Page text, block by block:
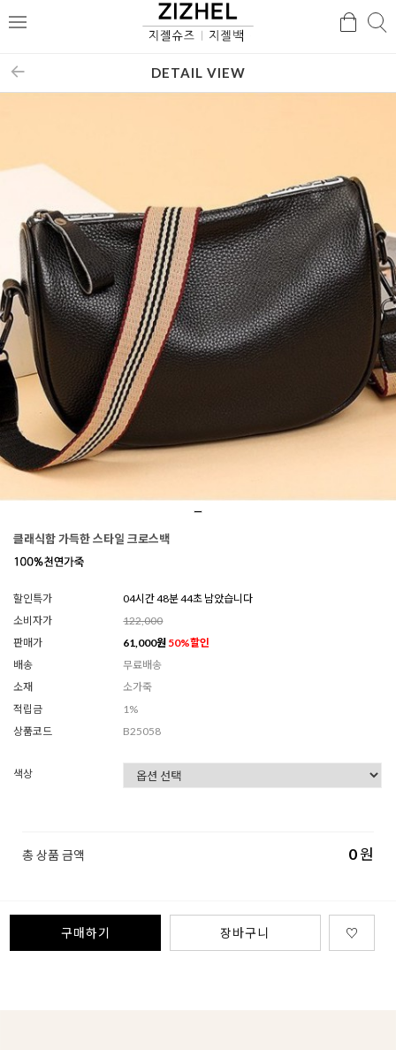
메
검
DETAIL VIEW
클래식함 가득한 스타일 크로스백
할인특가
04시간 48분 42초 남았습니다
소비자가
122,000
판매가
61,000원 50%할인
배송
무료배송
소재
소가죽
적립금
1%
상품코드
B25058
색상
총 상품 금액 0원
구매하기 장바구니 ♡